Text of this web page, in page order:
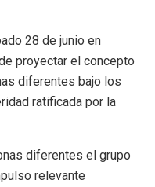
28 de junio en
proyectar el concepto
diferentes bajo los
ratificada por la
diferentes el grupo
relevante